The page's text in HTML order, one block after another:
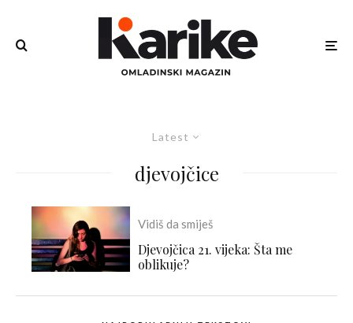
Latest
djevojčice
Vidiš da smiješ
Djevojčica 21. vijeka: Šta me
oblikuje?